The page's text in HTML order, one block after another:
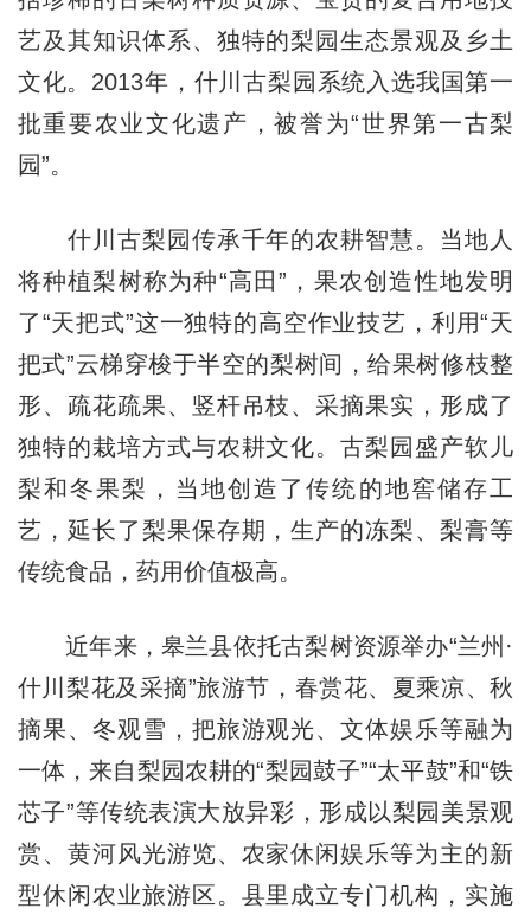
艺及其知识体系、独特的梨园生态景观及乡土
文化。2013年，什川古梨园系统入选我国第一
批重要农业文化遗产，被誉为“世界第一古梨
园”。
什川古梨园传承千年的农耕智慧。当地人
将种植梨树称为种“高田”，果农创造性地发明
了“天把式”这一独特的高空作业技艺，利用“天
把式”云梯穿梭于半空的梨树间，给果树修枝整
形、疏花疏果、竖杆吊枝、采摘果实，形成了
独特的栽培方式与农耕文化。古梨园盛产软儿
梨和冬果梨，当地创造了传统的地窖储存工
艺，延长了梨果保存期，生产的冻梨、梨膏等
传统食品，药用价值极高。
近年来，皋兰县依托古梨树资源举办“兰州·
什川梨花及采摘”旅游节，春赏花、夏乘凉、秋
摘果、冬观雪，把旅游观光、文体娱乐等融为
一体，来自梨园农耕的“梨园鼓子”“太平鼓”和“铁
芯子”等传统表演大放异彩，形成以梨园美景观
赏、黄河风光游览、农家休闲娱乐等为主的新
型休闲农业旅游区。县里成立专门机构，实施